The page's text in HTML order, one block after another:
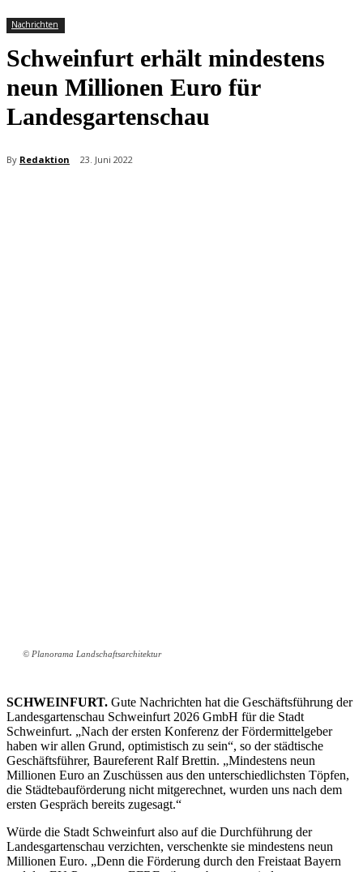
Nachrichten
Schweinfurt erhält mindestens
neun Millionen Euro für
Landesgartenschau
By Redaktion 23. Juni 2022
© Planorama Landschaftsarchitektur
SCHWEINFURT. Gute Nachrichten hat die Geschäftsführung der
Landesgartenschau Schweinfurt 2026 GmbH für die Stadt
Schweinfurt. „Nach der ersten Konferenz der Fördermittelgeber
haben wir allen Grund, optimistisch zu sein“, so der städtische
Geschäftsführer, Baureferent Ralf Brettin. „Mindestens neun
Millionen Euro an Zuschüssen aus den unterschiedlichsten Töpfen,
die Städtebauförderung nicht mitgerechnet, wurden uns nach dem
ersten Gespräch bereits zugesagt.“
Würde die Stadt Schweinfurt also auf die Durchführung der
Landesgartenschau verzichten, verschenkte sie mindestens neun
Millionen Euro. „Denn die Förderung durch den Freistaat Bayern